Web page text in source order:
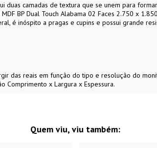
duas camadas de textura que se unem para
BP Dual Touch Alabama 02 Faces 2.750 x
é inóspito a pragas e cupins e possui grande
das reais em função do tipo e resolução do
Comprimento x Largura x Espessura.
Quem viu, viu também: